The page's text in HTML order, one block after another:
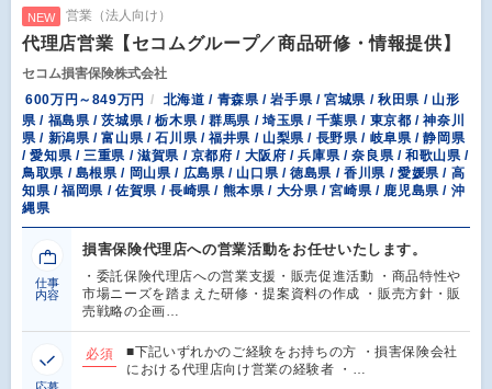
NEW 営業（法人向け）
代理店営業【セコムグループ／商品研修・情報提供】
セコム損害保険株式会社
600万円～849万円
北海道 / 青森県 / 岩手県 / 宮城県 / 秋田県 / 山形
県 / 福島県 / 茨城県 / 栃木県 / 群馬県 / 埼玉県 / 千葉県 / 東京都 / 神奈川
県 / 新潟県 / 富山県 / 石川県 / 福井県 / 山梨県 / 長野県 / 岐阜県 / 静岡県
/ 愛知県 / 三重県 / 滋賀県 / 京都府 / 大阪府 / 兵庫県 / 奈良県 / 和歌山県 /
鳥取県 / 島根県 / 岡山県 / 広島県 / 山口県 / 徳島県 / 香川県 / 愛媛県 / 高
知県 / 福岡県 / 佐賀県 / 長崎県 / 熊本県 / 大分県 / 宮崎県 / 鹿児島県 / 沖
縄県
仕事
内容
損害保険代理店への営業活動をお任せいたします。
・委託保険代理店への営業支援・販売促進活動 ・商品特性や
市場ニーズを踏まえた研修・提案資料の作成 ・販売方針・販
売戦略の企画…
必須
■下記いずれかのご経験をお持ちの方 ・損害保険会社
における代理店向け営業の経験者 ・…